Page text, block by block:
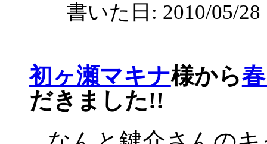
書いた日: 2010/05/
初ヶ瀬マキナ様から
だきました!!